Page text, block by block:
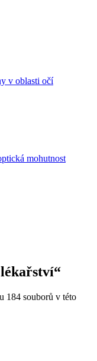
v oblasti očí
mohutnost
184 souborů v této